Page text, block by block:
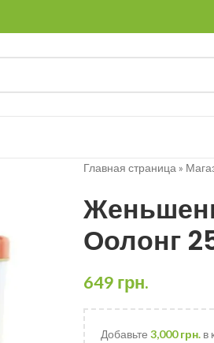
Главная страница »
Оолонг
649 грн.
Добавьте 3,000грн.в